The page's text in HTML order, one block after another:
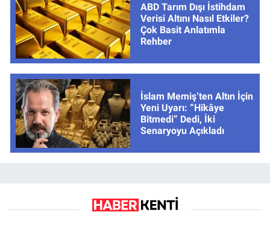
ABD Tarım Dışı İstihdam
Verisi Altını Nasıl Etkiler?
Çok Basit Anlatımla
Rehber
İslam Memiş’ten Altın İçin
Yeni Uyarı: “Hikâye
Bitmedi” Dedi, İki
Senaryoyu Açıkladı